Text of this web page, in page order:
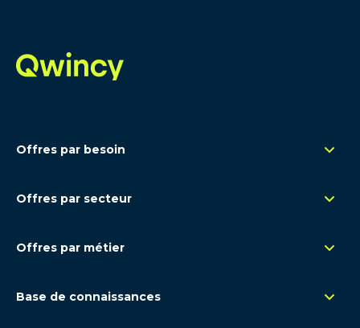
Offres par besoin
Renfort opérationnel
Offres par secteur
Santé - Pharma
Offres par métier
Comptabilité
Base de connaissances